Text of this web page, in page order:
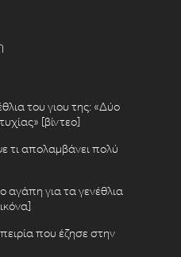
του γιου της: «Δύο
[βίντεο]
τι απολαμβάνει πολύ
αγάπη για τα γενέθλια
που έζησε στην